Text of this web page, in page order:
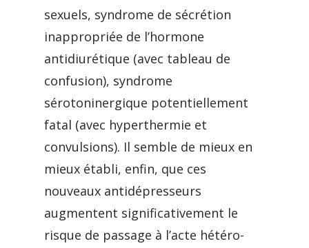
sexuels, syndrome de sécrétion
inappropriée de l’hormone
antidiurétique (avec tableau de
confusion), syndrome
sérotoninergique potentiellement
fatal (avec hyperthermie et
convulsions). Il semble de mieux en
mieux établi, enfin, que ces
nouveaux antidépresseurs
augmentent significativement le
risque de passage à l’acte hétéro-